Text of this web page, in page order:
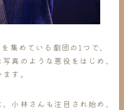
集めている劇団の1つで、
真のような悪役をはじめ、
す。
小林さんも注目され始め、